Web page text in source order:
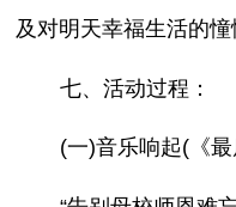
及对明天幸福生活的憧
七、活动过程：
(一)音乐响起(《